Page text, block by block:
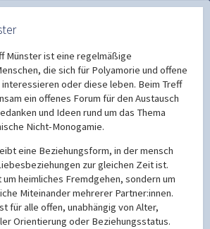
Münster ist eine regelmäßige
die sich für Polyamorie und offene
oder diese leben. Beim Treff
ein offenes Forum für den Austausch
und Ideen rund um das Thema
Nicht-Monogamie.
eine Beziehungsform, in der mensch
zur gleichen Zeit ist.
heimliches Fremdgehen, sondern um
Miteinander mehrerer Partner:innen.
für alle offen, unabhängig von Alter,
Orientierung oder Beziehungsstatus.